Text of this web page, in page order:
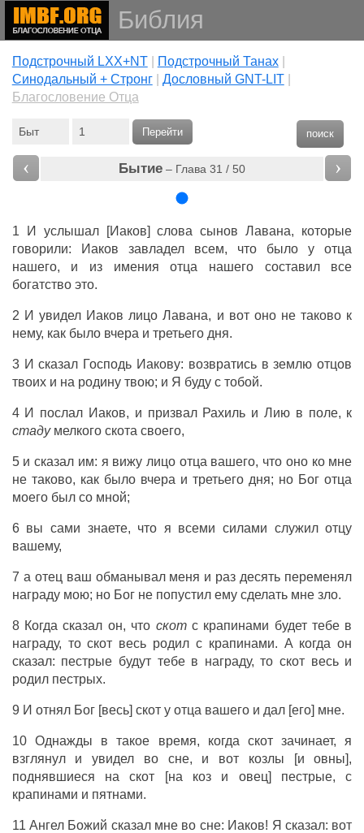
Библия
Подстрочный LXX+NT| Подстрочный Танах|
Cинодальный + Стронг| Дословный GNT-LIT|
Благословение Отца
поиск
Перейти
‹ Бытие– Глава 31 / 50 ›
1 И услышал [Иаков] слова сынов Лавана, которые
говорили: Иаков завладел всем, что было у отца
нашего, и из имения отца нашего составил все
богатство это.
2 И увидел Иаков лицо Лавана, и вот оно не таково к
нему, как было вчера и третьего дня.
3 И сказал Господь Иакову: возвратись в землю отцов
твоих и на родину твою; и Я буду с тобой.
4 И послал Иаков, и призвал Рахиль и Лию в поле, к
стадумелкого скота своего,
5 и сказал им: я вижу лицо отца вашего, что оно ко мне
не таково, как было вчера и третьего дня; но Бог отца
моего был со мной;
6 вы сами знаете, что я всеми силами служил отцу
вашему,
7 а отец ваш обманывал меня и раз десять переменял
награду мою; но Бог не попустил ему сделать мне зло.
8 Когда сказал он, что скотс крапинами будет тебе в
награду, то скот весь родил с крапинами. А когда он
сказал: пестрые будут тебе в награду, то скот весь и
родил пестрых.
9 И отнял Бог [весь] скот у отца вашего и дал [его] мне.
10 Однажды в такое время, когда скот зачинает, я
взглянул и увидел во сне, и вот козлы [и овны],
поднявшиеся на скот [на коз и овец] пестрые, с
крапинами и пятнами.
11 Ангел Божий сказал мне во сне: Иаков! Я сказал: вот